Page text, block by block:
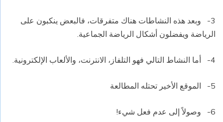
3- وبعد هذه النشاطات هناك متفرقات، فالبعض ينكبون على
الرياضة ويفضلون أشكال الرياضة الجماعية.
4- أما النشاط التالي فهو التلفاز، الانترنت، والألعاب الإلكترونية.
5- الموقع الأخير تحتله المطالعة
6- وصولاً إلى عدم فعل شيء!